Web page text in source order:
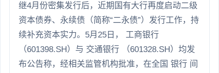
继4月份密集发行后，近期国有大行再度启动二级
资本债券、永续债（简称“二永债”）发行工作，持
续补充资本实力。5月25日， 工商银行
（601398.SH）与 交通银行 （601328.SH）均发
布公告称，经相关监管机构批准，在全国 银行 间